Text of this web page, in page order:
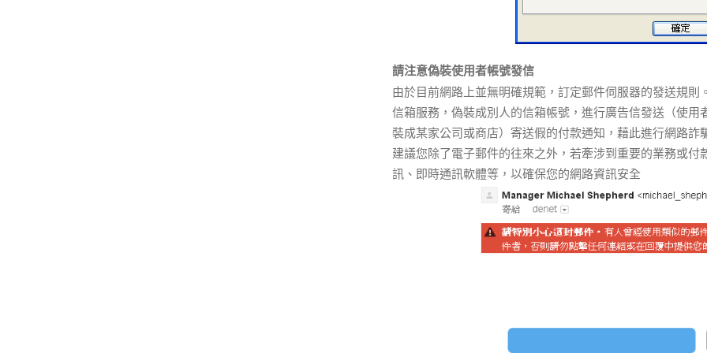
請注意偽裝使用者帳號發信
由於目前網路上並無明確規範，訂定郵件伺服器的發送規
信箱服務，偽裝成別人的信箱帳號，進行廣告信發送（使
裝成某家公司或商店）寄送假的付款通知，藉此進行網路詐
建議您除了電子郵件的往來之外，若牽涉到重要的業務或
訊、即時通訊軟體等，以確保您的網路資訊安全